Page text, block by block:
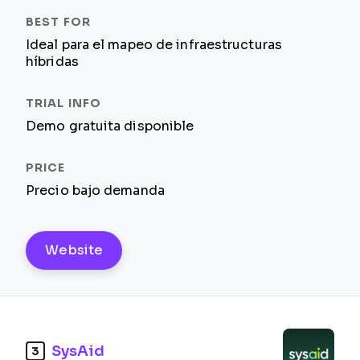
Ideal para el mapeo de infraestructuras
híbridas
Demo gratuita disponible
Precio bajo demanda
Website
3 SysAid